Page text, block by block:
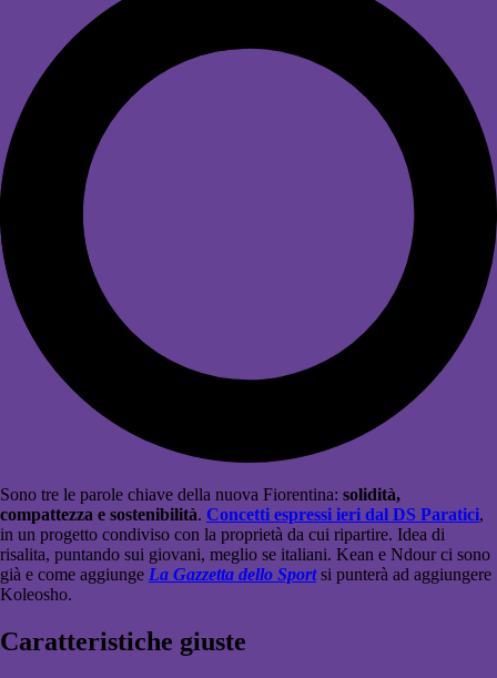
Sono tre le parole chiave della nuova Fiorentina: solidità,
compattezza e sostenibilità. Concetti espressi ieri dal DS Paratici,
in un progetto condiviso con la proprietà da cui ripartire. Idea di
risalita, puntando sui giovani, meglio se italiani. Kean e Ndour ci sono
già e come aggiunge La Gazzetta dello Sportsi punterà ad aggiungere
Koleosho.
Caratteristiche giuste